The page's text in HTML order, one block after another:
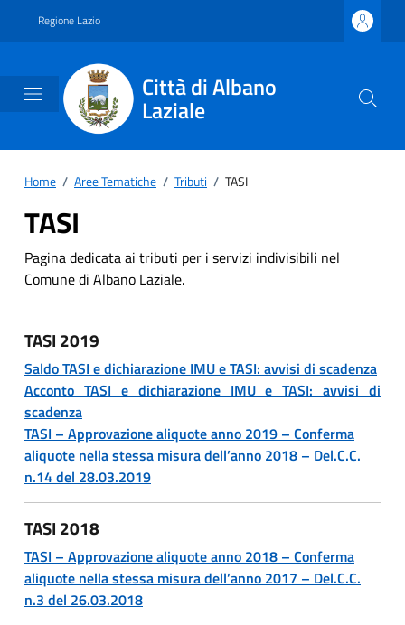
Regione Lazio
Città di Albano
Laziale
Home / Aree Tematiche / Tributi / TASI
TASI
Pagina dedicata ai tributi per i servizi indivisibili nel
Comune di Albano Laziale.
TASI 2019
Saldo TASI e dichiarazione IMU e TASI: avvisi di scadenza
Acconto TASI e dichiarazione IMU e TASI: avvisi di
scadenza
TASI – Approvazione aliquote anno 2019 – Conferma
aliquote nella stessa misura dell’anno 2018 – Del.C.C.
n.14 del 28.03.2019
TASI 2018
TASI – Approvazione aliquote anno 2018 – Conferma
aliquote nella stessa misura dell’anno 2017 – Del.C.C.
n.3 del 26.03.2018